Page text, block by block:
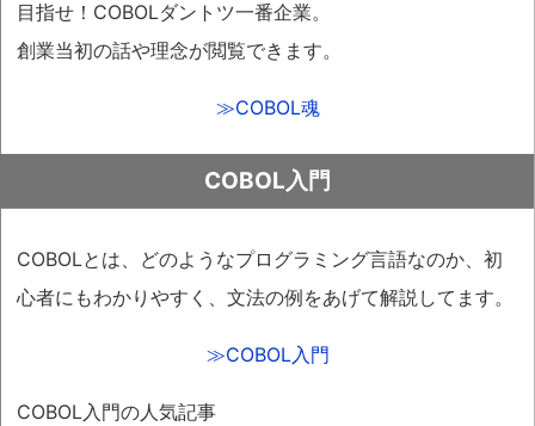
2016年新入社員歓迎会
平成28年 3月18日
2班目 山梨県の北口本宮冨士浅間神社
1班目 山梨県の北口本宮冨士浅間神社
2015年忘年会 in 京王プラザホテル
平成27年11月 6日
プライバシーマーク更新 認定番号
平成27年 7月10日
目指せ！COBOLダントツ一番企業。
創業当初の話や理念が閲覧できます。
≫COBOL魂
COBOL入門
COBOLとは、どのようなプログラミング言語なのか、初
心者にもわかりやすく、文法の例をあげて解説してます。
≫COBOL入門
COBOL入門の人気記事